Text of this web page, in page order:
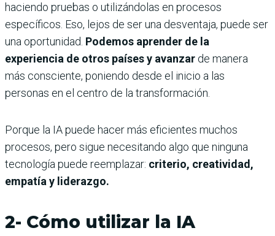
haciendo pruebas o utilizándolas en procesos
específicos. Eso, lejos de ser una desventaja, puede ser
una oportunidad. Podemos aprender de la
experiencia de otros países y avanzar de manera
más consciente, poniendo desde el inicio a las
personas en el centro de la transformación.
Porque la IA puede hacer más eficientes muchos
procesos, pero sigue necesitando algo que ninguna
tecnología puede reemplazar: criterio, creatividad,
empatía y liderazgo.
2- Cómo utilizar la IA